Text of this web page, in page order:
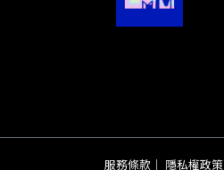
服務條款 ｜ 隱私權政策